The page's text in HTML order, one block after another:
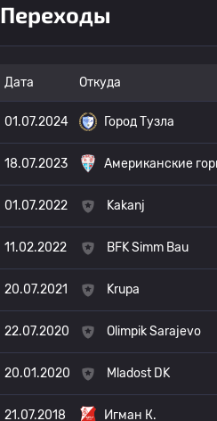
Переходы
Дата Откуда
01.07.2024 Город Тузла
18.07.2023 Американские
01.07.2022 Kakanj
11.02.2022 BFK Simm Bau
20.07.2021 Krupa
22.07.2020 Olimpik Sarajevo
20.01.2020 Mladost DK
21.07.2018 Игман К.